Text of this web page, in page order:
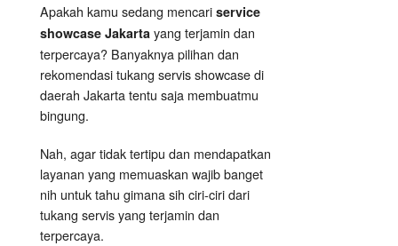
Apakah kamu sedang mencari service
showcase Jakarta yang terjamin dan
terpercaya? Banyaknya pilihan dan
rekomendasi tukang servis showcase di
daerah Jakarta tentu saja membuatmu
bingung.
Nah, agar tidak tertipu dan mendapatkan
layanan yang memuaskan wajib banget
nih untuk tahu gimana sih ciri-ciri dari
tukang servis yang terjamin dan
terpercaya.